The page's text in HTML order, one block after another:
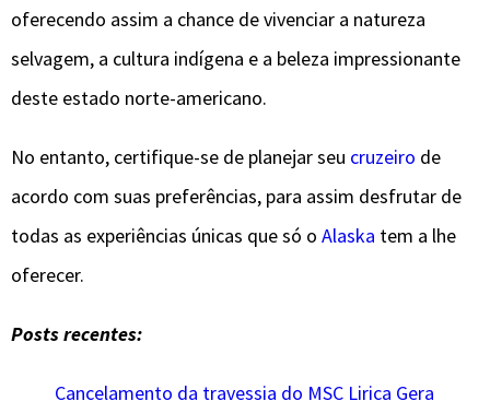
oferecendo assim a chance de vivenciar a natureza
selvagem, a cultura indígena e a beleza impressionante
deste estado norte-americano.
No entanto, certifique-se de planejar seu cruzeiro de
acordo com suas preferências, para assim desfrutar de
todas as experiências únicas que só o Alaska tem a lhe
oferecer.
Posts recentes:
Cancelamento da travessia do MSC Lirica Gera